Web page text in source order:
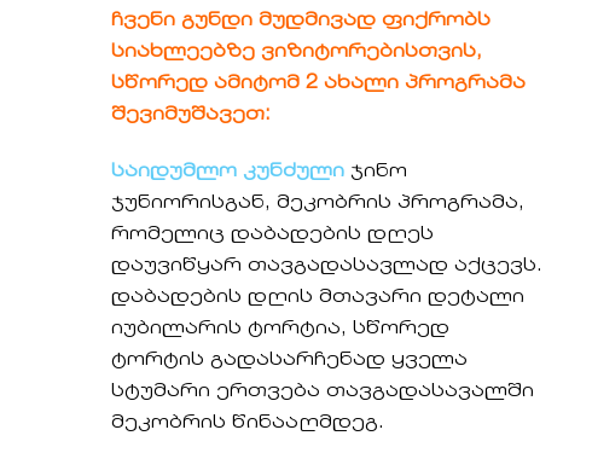
ჩვენი გუნდი მუდმივად ფიქრობს
სიახლეებზე ვიზიტორებისთვის,
სწორედ ამიტომ 2 ახალი პროგრამა
შევიმუშავეთ:
საიდუმლო კუნძული ჯინო
ჯუნიორისგან, მეკობრის პროგრამა,
რომელიც დაბადების დღეს
დაუვიწყარ თავგადასავლად აქცევს.
დაბადების დღის მთავარი დეტალი
იუბილარის ტორტია, სწორედ
ტორტის გადასარჩენად ყველა
სტუმარი ერთვება თავგადასავალში
მეკობრის წინააღმდეგ.